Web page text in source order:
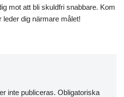
mot att bli skuldfri snabbare. Kom
leder dig närmare målet!
inte publiceras. Obligatoriska